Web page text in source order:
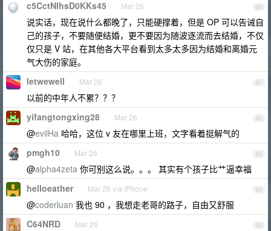
60
c5CctNIhsD0KKs45 Mar 26
说实话，现在说什么都晚了，只能硬撑着，但是 OP 可以告诫自
己的孩子，不要随便结婚，更不要因为随波逐流而去结婚，不仅
仅只是 V 站，在其他各大平台看到太多太多因为结婚和离婚元
气大伤的家庭。
61
letwewell Mar 26
以前的中年人不累？？？
62
yifangtongxing28 Mar 26
@evilHa 哈哈，这位 v 友在哪里上班，文字看着挺解气的
63
pmgh10 Mar 26
@alpha4zeta 你可别这么说。。。 其实有个孩子比艹逼幸福
64
helloeather Mar 26 via iPhone
@coderluan 我也 90 ，我想走老哥的路子，自由又舒服
65
C64NRD Mar 26